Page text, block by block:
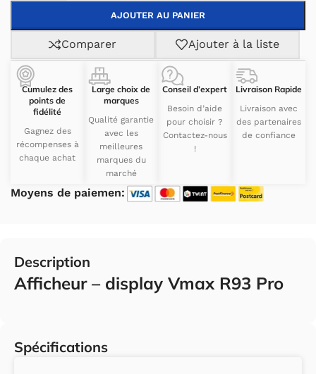
AJOUTER AU PANIER
Comparer Ajouter à la liste
Cumulez des
points de
fidélité
Gagnez des
récompenses à
chaque achat
Large choix de
marques
Qualité garantie
avec les
meilleures
marques du
marché
Conseil d’expert
Besoin d’aide
pour choisir ?
Contactez-nous
!
Livraison Rapide
Livraison avec
des partenaires
de confiance
Moyens de paiemen:
Description
Afficheur – display Vmax R93 Pro
Spécifications